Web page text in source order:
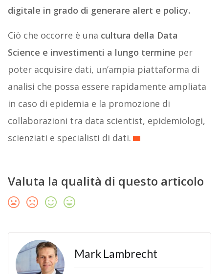
digitale in grado di generare alert e policy.
Ciò che occorre è una cultura della Data
Science e investimenti a lungo termine per
poter acquisire dati, un’ampia piattaforma di
analisi che possa essere rapidamente ampliata
in caso di epidemia e la promozione di
collaborazioni tra data scientist, epidemiologi,
scienziati e specialisti di dati.
Valuta la qualità di questo articolo
Mark Lambrecht